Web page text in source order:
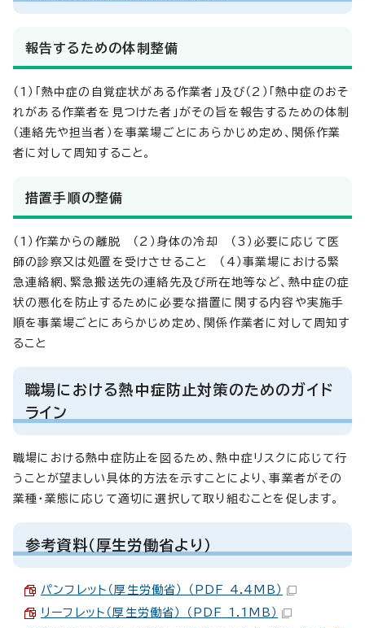
報告するための体制整備
（1）「熱中症の自覚症状がある作業者」及び（2）「熱中症のおそ
れがある作業者を見つけた者」がその旨を報告するための体制
（連絡先や担当者）を事業場ごとにあらかじめ定め、関係作業
者に対して周知すること。
措置手順の整備
（1）作業からの離脱 （2）身体の冷却 （3）必要に応じて医
師の診察又は処置を受けさせること （4）事業場における緊
急連絡網、緊急搬送先の連絡先及び所在地等など、熱中症の症
状の悪化を防止するために必要な措置に関する内容や実施手
順を事業場ごとにあらかじめ定め、関係作業者に対して周知す
ること
職場における熱中症防止対策のためのガイド
ライン
職場における熱中症防止を図るため、熱中症リスクに応じて行
うことが望ましい具体的方法を示すことにより、事業者がその
業種・業態に応じて適切に選択して取り組むことを促します。
参考資料（厚生労働省より）
パンフレット（厚生労働省） （PDF 4.4MB）
リーフレット（厚生労働省） （PDF 1.1MB）